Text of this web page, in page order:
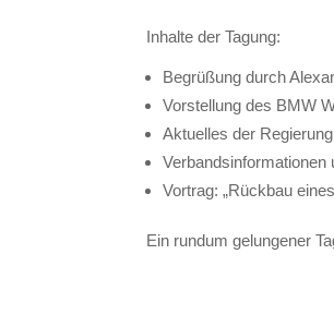
Inhalte der Tagung:
Begrüßung durch
Vorstellung des BMW
Aktuelles der
Vortrag: „Rückbau
Ein rundum gelungener